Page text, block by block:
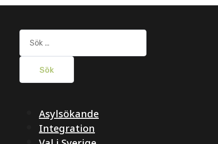
Sök
efter:
Asylsökande
Integration